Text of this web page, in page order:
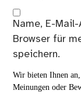
Name, E-
Browser für
speichern.
Wir bieten Ihnen
Meinungen oder